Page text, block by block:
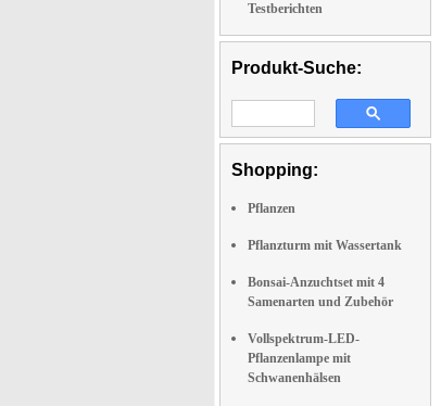
Testberichten
Produkt-Suche:
Shopping:
Pflanzen
Pflanzturm mit Wassertank
Bonsai-Anzuchtset mit 4
Samenarten und Zubehör
Vollspektrum-LED-
Pflanzenlampe mit
Schwanenhälsen